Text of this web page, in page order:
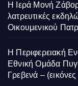
Η Ιερά Μονή
λατρευτικές
Οικουμενικού
Η Περιφερειακή
Εθνική Ομάδα
Γρεβενά –